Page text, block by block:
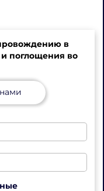
в
поглощения во